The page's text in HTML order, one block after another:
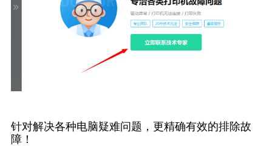
针对解决各种电脑疑难问题，更精确有效的排除故
障！